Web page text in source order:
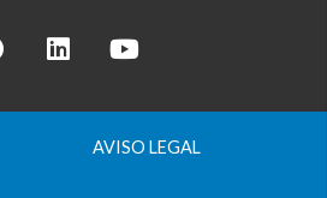
AVISO LEGAL